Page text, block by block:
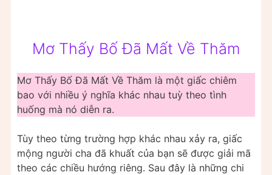
Mơ Thấy Bố Đã Mất Về Thăm
Mơ Thấy Bố Đã Mất Về Thăm là một giấc chiêm
bao với nhiều ý nghĩa khác nhau tuỳ theo tình
huống mà nó diễn ra.
Tùy theo từng trường hợp khác nhau xảy ra, giấc
mộng người cha đã khuất của bạn sẽ được giải mã
theo các chiều hướng riêng. Sau đây là những chi